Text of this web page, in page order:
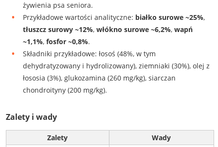
żywienia psa seniora.
Przykładowe wartości analityczne: białko surowe ~25%,
tłuszcz surowy ~12%, włókno surowe ~6,2%, wapń
~1,1%, fosfor ~0,8%.
Składniki przykładowe: łosoś (48%, w tym
dehydratyzowany i hydrolizowany), ziemniaki (30%), olej z
łososia (3%), glukozamina (260 mg/kg), siarczan
chondroityny (200 mg/kg).
Zalety i wady
Zalety Wady